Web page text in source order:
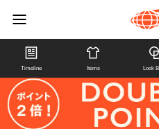
Timeline Items Look